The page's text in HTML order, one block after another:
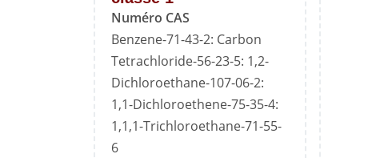
Numéro CAS
Benzene-71-43-2: Carbon
Tetrachloride-56-23-5: 1,2-
Dichloroethane-107-06-2:
1,1-Dichloroethene-75-35-4:
1,1,1-Trichloroethane-71-55-
6